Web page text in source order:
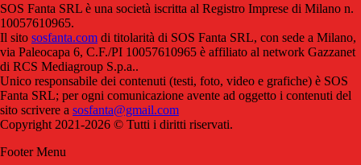
SOS Fanta SRL è una società iscritta al Registro Imprese di Milano n.
10057610965.
Il sito sosfanta.com di titolarità di SOS Fanta SRL, con sede a Milano,
via Paleocapa 6, C.F./PI 10057610965 è affiliato al network Gazzanet
di RCS Mediagroup S.p.a..
Unico responsabile dei contenuti (testi, foto, video e grafiche) è SOS
Fanta SRL; per ogni comunicazione avente ad oggetto i contenuti del
sito scrivere a sosfanta@gmail.com
Copyright 2021-2026 © Tutti i diritti riservati.
Footer Menu